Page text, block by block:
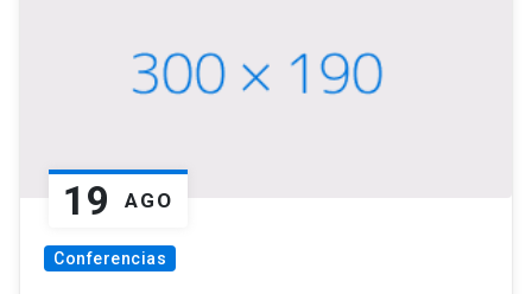
19 AGO
Conferencias